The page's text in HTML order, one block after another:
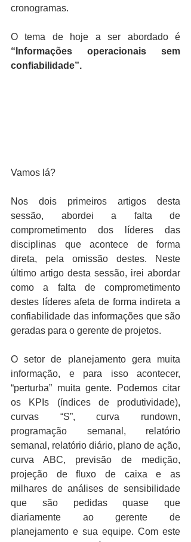
cronogramas.
“Informações operacionais sem
confiabilidade”.
Vamos lá?
Nos dois primeiros artigos desta
sessão, abordei a falta de
comprometimento dos líderes das
disciplinas que acontece de forma
direta, pela omissão destes. Neste
último artigo desta sessão, irei abordar
como a falta de comprometimento
destes líderes afeta de forma indireta a
confiabilidade das informações que são
geradas para o gerente de projetos.
O setor de planejamento gera muita
informação, e para isso acontecer,
“perturba” muita gente. Podemos citar
os KPIs (índices de produtividade),
curvas “S”, curva rundown,
programação semanal, relatório
semanal, relatório diário, plano de ação,
curva ABC, previsão de medição,
projeção de fluxo de caixa e as
milhares de análises de sensibilidade
que são pedidas quase que
diariamente ao gerente de
planejamento e sua equipe. Com este